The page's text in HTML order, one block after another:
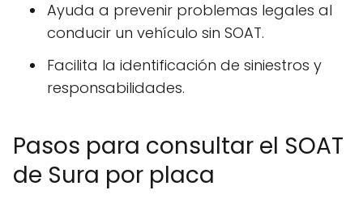
Ayuda a prevenir problemas legales al
conducir un vehículo sin SOAT.
Facilita la identificación de siniestros y
responsabilidades.
Pasos para consultar el SOAT
de Sura por placa